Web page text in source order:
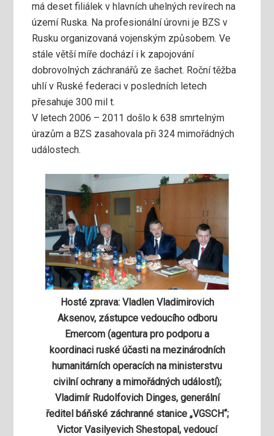
má deset filiálek v hlavních uhelných revírech na
území Ruska. Na profesionální úrovni je BZS v
Rusku organizovaná vojenským způsobem. Ve
stále větší míře dochází i k zapojování
dobrovolných záchranářů ze šachet. Roční těžba
uhlí v Ruské federaci v posledních letech
přesahuje 300 mil t.
V letech 2006 – 2011 došlo k 638 smrtelným
úrazům a BZS zasahovala při 324 mimořádných
událostech.
Hosté zprava: Vladlen Vladimirovich
Aksenov, zástupce vedoucího odboru
Emercom (agentura pro podporu a
koordinaci ruské účasti na mezinárodních
humanitárních operacích na ministerstvu
civilní ochrany a mimořádných událostí);
Vladimír Rudolfovich Dinges, generální
ředitel báňské záchranné stanice „VGSCH“;
Victor Vasilyevich Shestopal, vedoucí